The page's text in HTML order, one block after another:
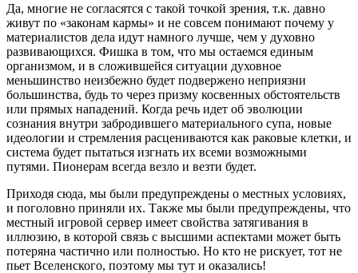
Да, многие не согласятся с такой точкой зрения, т.к. давно
живут по «законам кармы» и не совсем понимают почему у
материалистов дела идут намного лучше, чем у духовно
развивающихся. Фишка в том, что мы остаемся единым
организмом, и в сложившейся ситуации духовное
меньшинство неизбежно будет подвержено неприязни
большинства, будь то через призму косвенных обстоятельств
или прямых нападений. Когда речь идет об эволюции
сознания внутри забродившего материального супа, новые
идеологии и стремления расцениваются как раковые клетки, и
система будет пытаться изгнать их всеми возможными
путями. Пионерам всегда везло и везти будет.
Приходя сюда, мы были предупреждены о местных условиях,
и поголовно приняли их. Также мы были предупреждены, что
местный игровой сервер имеет свойства затягивания в
иллюзию, в которой связь с высшими аспектами может быть
потеряна частично или полностью. Но кто не рискует, тот не
пьет Вселенского, поэтому мы тут и оказались!